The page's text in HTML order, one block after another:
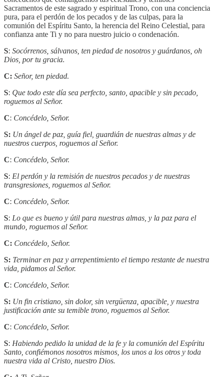
Sacramentos de este sagrado y espiritual Trono, con una conciencia
pura, para el perdón de los pecados y de las culpas, para la
comunión del Espíritu Santo, la herencia del Reino Celestial, para
confianza ante Ti y no para nuestro juicio o condenación.
S: Socórrenos, sálvanos, ten piedad de nosotros y guárdanos, oh
Dios, por tu gracia.
C: Señor, ten piedad.
S: Que todo este día sea perfecto, santo, apacible y sin pecado,
roguemos al Señor.
C: Concédelo, Señor.
S: Un ángel de paz, guía fiel, guardián de nuestras almas y de
nuestros cuerpos, roguemos al Señor.
C: Concédelo, Señor.
S: El perdón y la remisión de nuestros pecados y de nuestras
transgresiones, roguemos al Señor.
C: Concédelo, Señor.
S: Lo que es bueno y útil para nuestras almas, y la paz para el
mundo, roguemos al Señor.
C: Concédelo, Señor.
S: Terminar en paz y arrepentimiento el tiempo restante de nuestra
vida, pidamos al Señor.
C: Concédelo, Señor.
S: Un fin cristiano, sin dolor, sin vergüenza, apacible, y nuestra
justificación ante su temible trono, roguemos al Señor.
C: Concédelo, Señor.
S: Habiendo pedido la unidad de la fe y la comunión del Espíritu
Santo, confiémonos nosotros mismos, los unos a los otros y toda
nuestra vida al Cristo, nuestro Dios.